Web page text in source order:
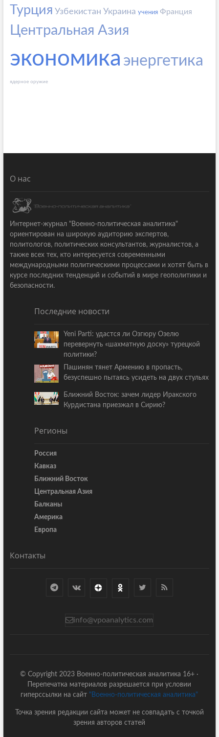
Турция Узбекистан Украина учения Франция
Центральная Азия
экономика энергетика
ядерное оружие
О нас
Интернет-журнал "Военно-политическая аналитика"
ориентирован на широкую аудиторию экспертов,
политологов, политических консультантов, журналистов, а
также всех тех, кто интересуется современными
международными политическими процессами и хотят быть в
курсе последних тенденций и событий в мире геополитики и
безопасности.
Последние новости
Yeni Parti: удастся ли Озгюру Озелю
перевернуть «шахматную доску» турецкой
политики?
Пашинян тянет Армению в пропасть,
безуспешно пытаясь усидеть на двух стульях
Ближний Восток: зачем лидер Иракского
Курдистана приезжал в Сирию?
Регионы
Россия
Кавказ
Ближний Восток
Центральная Азия
Балканы
Америка
Европа
Контакты
info@vpoanalytics.com
© Copyright 2023 Военно-политическая аналитика 16+ ·
Перепечатка материалов разрешается при условии
гиперссылки на сайт "Военно-политическая аналитика"
Точка зрения редакции сайта может не совпадать с точкой
зрения авторов статей